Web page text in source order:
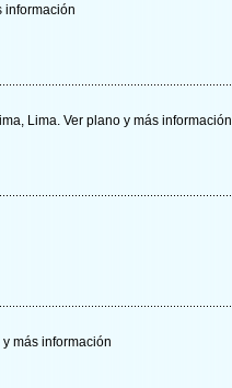
información
Lima. Ver plano y más información
y más información